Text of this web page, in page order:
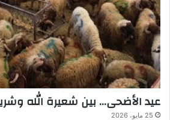
عيد الأضحى… بين شعيرة الله
25 مايو، 2026